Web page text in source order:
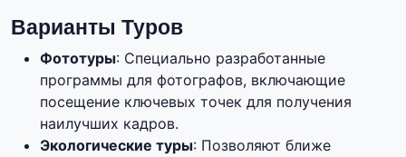
Варианты Туров
Фототуры: Специально разработанные
программы для фотографов, включающие
посещение ключевых точек для получения
наилучших кадров.
Экологические туры: Позволяют ближе